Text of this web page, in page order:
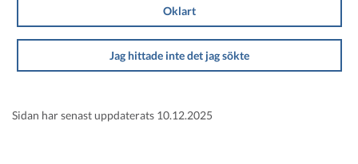
Oklart
Jag hittade inte det jag sökte
Sidan har senast uppdaterats 10.12.2025